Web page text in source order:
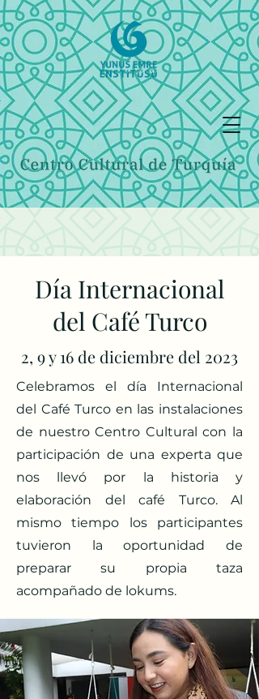
Día Internacional
del Café Turco
2, 9 y 16 de diciembre del 2023
Celebramos el día Internacional
del Café Turco en las instalaciones
de nuestro Centro Cultural con la
participación de una experta que
nos llevó por la historia y
elaboración del café Turco. Al
mismo tiempo los participantes
tuvieron la oportunidad de
preparar su propia taza
acompañado de lokums.